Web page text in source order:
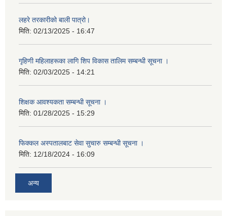
लहरे तरकारीको बाली पात्रो।
मिति: 02/13/2025 - 16:47
गृहिणी महिलाहरूका लागि शिप विकास तालिम सम्बन्धी सूचना ‌।
मिति: 02/03/2025 - 14:21
शिक्षक आवश्यकता सम्बन्धी सूचना ।
मिति: 01/28/2025 - 15:29
फिक्कल अस्पतालबाट सेवा सुचारु सम्बन्धी सूचना ।
मिति: 12/18/2024 - 16:09
अन्य